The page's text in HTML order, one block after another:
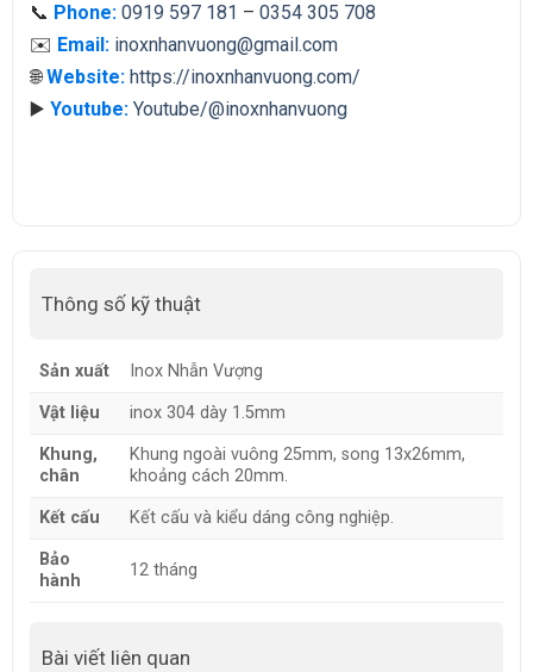
📞 Phone: 0919 597 181 – 0354 305 708
✉️ Email: inoxnhanvuong@gmail.com
🌐Website: https://inoxnhanvuong.com/
▶️ Youtube: Youtube/@inoxnhanvuong
Thông số kỹ thuật
Sản xuất Inox Nhẫn Vượng
Vật liệu inox 304 dày 1.5mm
Khung,
chân
Khung ngoài vuông 25mm, song 13x26mm,
khoảng cách 20mm.
Kết cấu Kết cấu và kiểu dáng công nghiệp.
Bảo
hành
12 tháng
Bài viết liên quan